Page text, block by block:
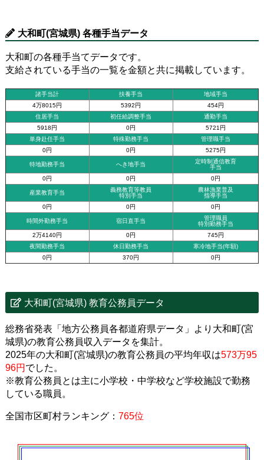
大和町(宮城県) 各種手当データ
大和町の各種手当てデータです。
支給されている手当の一覧を金額と共に掲載しています。
諸手当計 扶養手当
地域手当
4万8015円
5392円
454円
住居手当
初任給調整手当
通勤手当
5918円
0円
5721円
単身赴任手当
特殊勤務手当
管理職手当
0円
0円 5275円
特地勤務手当 へき地手当
定時制通信教育
手当
0円
0円 0円
産業教育手当
義務教育等教員
特別手当
農林漁業普及
指導手当
0円
0円 0円
時間外勤務手当 宿日直手当
管理職員
特別勤務手当
2万4140円
0円
745円
夜間勤務手当
休日勤務手当
寒冷地手当(年額)
0円
370円 0円
大和町(宮城県) 教育公務員データ
総務省発表「地方公務員各都道府県データ」より大和町(宮
城県)の教育公務員収入データを集計。
2025年の大和町(宮城県)の教育公務員の平均年収は573万95
96円 でした。
※教育公務員とは主に小学校・中学校など学校施設で勤務
している職員。
全国市区町村ランキング： 765位